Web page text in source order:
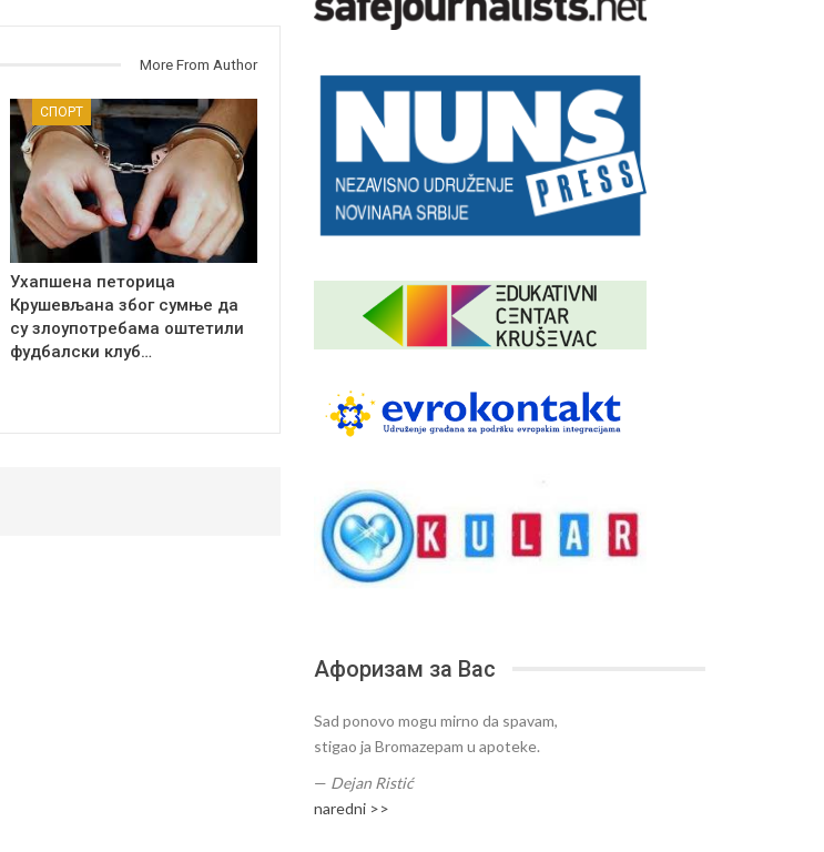
More From Author
СПОРТ
Ухапшена петорица
Крушевљана због сумње да
су злоупотребама оштетили
фудбалски клуб…
Афоризам за Вас
Sad ponovo mogu mirno da spavam,
stigao ja Bromazepam u apoteke.
— Dejan Ristić
naredni >>